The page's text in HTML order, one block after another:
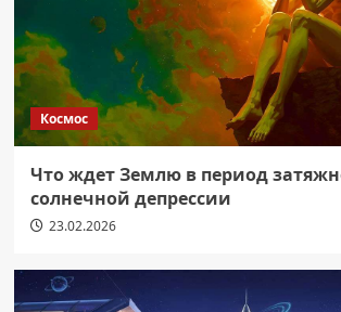
Космос
Что ждет Землю в период
солнечной депрессии
23.02.2026